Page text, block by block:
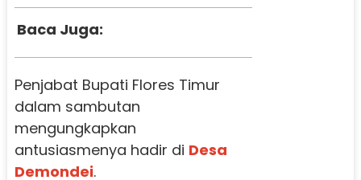
Baca Juga:
Penjabat Bupati Flores Timur
dalam sambutan
mengungkapkan
antusiasmenya hadir di Desa
Demondei.